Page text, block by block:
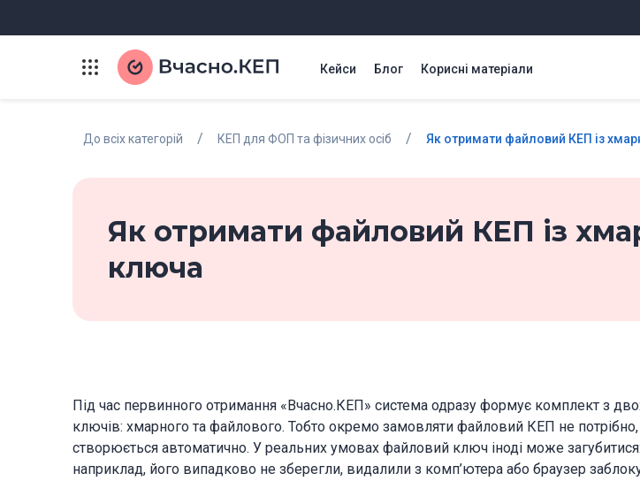
Кейси Блог Корисні матеріали
До всіх категорій / КЕП для ФОП та фізичних осіб / Як отримати файловий КЕП із
Як отримати файловий КЕП із
ключа
Під час первинного отримання «Вчасно.КЕП» система одразу формує комплект з
ключів: хмарного та файлового. Тобто окремо замовляти файловий КЕП не потрібно,
створюється автоматично. У реальних умовах файловий ключ іноді може загубитися:
наприклад, його випадково не зберегли, видалили з комп’ютера або браузер